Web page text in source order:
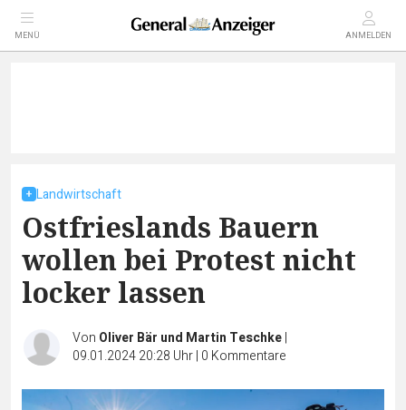
MENÜ ANMELDEN
Landwirtschaft
Ostfrieslands Bauern
wollen bei Protest nicht
locker lassen
Von Oliver Bär und Martin Teschke|
09.01.2024 20:28 Uhr| 0 Kommentare